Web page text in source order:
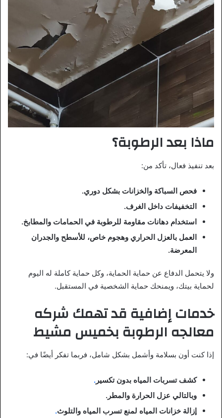
ماذا بعد الرطوبة؟
بعد تنفيذ فعال، تأكد من:
فحص السباكة والخزانات بشكل دوري.
التخفيفات داخل الغرف.
استخدام دهانات مقاومة للرطوبة في الحمامات والمطابخ.
العمل بالعزل الحراري وهجوم خاص، للأسطح والجدران
المعرضة.
ولا يتحمل الدفاع عن حماية الحماية، وكل حماية كاملة له اليوم
لحماية بيتك، ويمنحك حماية الشخصية في المستقبل.
خدمات إضافية قد تهمك شركه
معالجه الرطوبة بخميس مشيط
إذا كنت أون بسلامة وأشمل بشكل شامل، فربما تفكر أيضًا في:
كشف تسربات المياه بدون تكسير .
وبالتالي عزل الحرارة والمطر.
إزالة خزانات المياه لمنع تسرب المياه والتلوث.